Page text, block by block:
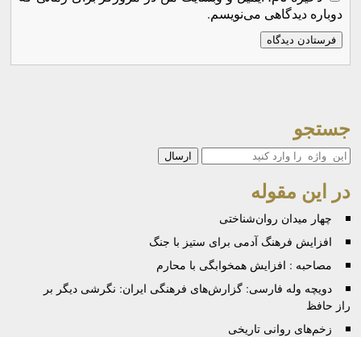
دوباره دیدگاهی می‌نویسم.
جستجو
جستجو
در این مقوله
چهار میدان روان‌شناختی
افزایش فرهنگ آدمی برای ستیز با جنگ
مصاحبه : افزایش همخوابگی با محارم
دویچه وله فارسی: گزارش‌های فرهنگی ایران: نگرشی دیگر بر
راز حافظ
زخم‌های روانی تاریخی